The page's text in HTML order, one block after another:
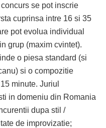
se pot inscrie
cuprinsa intre 16 si 35
pot evolua individual
grup (maxim cvintet).
o piesa standard (si
si o compozitie
minute. Juriul
in domeniu din Romania
dupa stil /
de improvizatie;